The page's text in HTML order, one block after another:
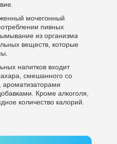
мочегонный
пивных
из организма
веществ, которые
напитков входит
смешанного со
ароматизаторами
Кроме алкоголя,
количество калорий.